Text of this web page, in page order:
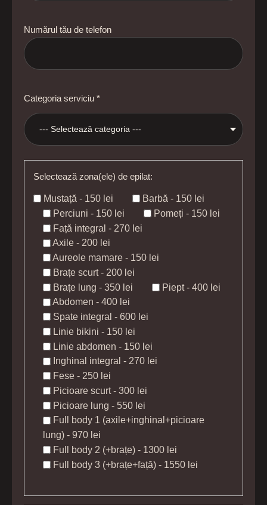
Numărul tău de telefon
Categoria serviciu *
Selectează zona(ele) de epilat:
Mustață - 150 lei
Barbă - 150 lei
Perciuni - 150 lei
Pomeți - 150 lei
Față integral - 270 lei
Axile - 200 lei
Aureole mamare - 150 lei
Brațe scurt - 200 lei
Brațe lung - 350 lei
Piept - 400 lei
Abdomen - 400 lei
Spate integral - 600 lei
Linie bikini - 150 lei
Linie abdomen - 150 lei
Inghinal integral - 270 lei
Fese - 250 lei
Picioare scurt - 300 lei
Picioare lung - 550 lei
Full body 1 (axile+inghinal+picioare
lung) - 970 lei
Full body 2 (+brațe) - 1300 lei
Full body 3 (+brațe+față) - 1550 lei